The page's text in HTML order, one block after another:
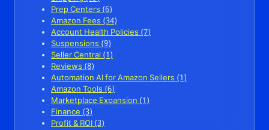
Prep Centers (6)
Amazon Fees (34)
Account Health Policies (7)
Suspensions (9)
Seller Central (1)
Reviews (8)
Automation AI for Amazon Sellers (1)
Amazon Tools (6)
Marketplace Expansion (1)
Finance (3)
Profit & ROI (3)